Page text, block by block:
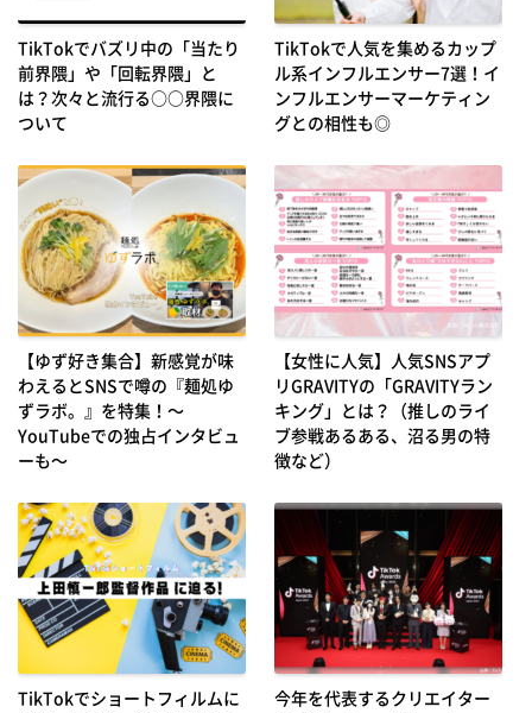
TikTokでバズリ中の「当たり
前界隈」や「回転界隈」と
は？次々と流行る○○界隈に
ついて
TikTokで人気を集めるカップ
ル系インフルエンサー7選！イ
ンフルエンサーマーケティン
グとの相性も◎
【ゆず好き集合】新感覚が味
わえるとSNSで噂の『麺処ゆ
ずラボ。』を特集！～
YouTubeでの独占インタビュ
ーも～
【女性に人気】人気SNSアプ
リGRAVITYの「GRAVITYラン
キング」とは？（推しのライ
ブ参戦あるある、沼る男の特
徴など）
TikTokでショートフィルムに
今年を代表するクリエイター